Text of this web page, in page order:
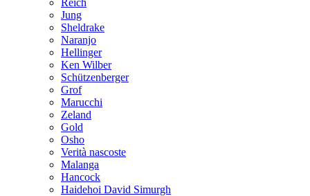
Reich
Jung
Sheldrake
Naranjo
Hellinger
Ken Wilber
Schützenberger
Grof
Marucchi
Zeland
Gold
Osho
Verità nascoste
Malanga
Hancock
Haidehoi David Simurgh